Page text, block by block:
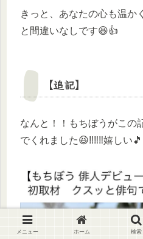
きっと、あなたの心も温か
と間違いなしです😆👍
【追記】
なんと！！もちぼうがこの
でくれました😆‼️‼️‼️嬉しい🎵
メニュー ホーム 検索